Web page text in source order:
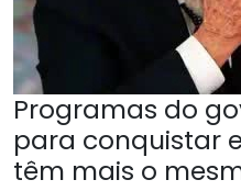
Programas do
para conquistar
têm mais o